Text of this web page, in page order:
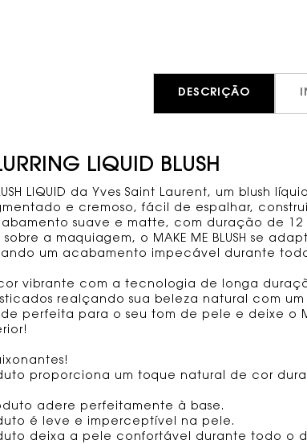
DESCRIÇÃO
LIQUID BLUSH
LIQUID da Yves Saint Laurent, um blush
e cremoso, fácil de espalhar,
suave e matte, com duração de 12
a maquiagem, o MAKE ME BLUSH se
um acabamento impecável durante
vibrante com a tecnologia de longa
realçando sua beleza natural com
perfeita para o seu tom de pele e deixe o
proporciona um toque natural de cor
adere perfeitamente à base.
é leve e imperceptível na pele.
deixa a pele confortável durante todo o